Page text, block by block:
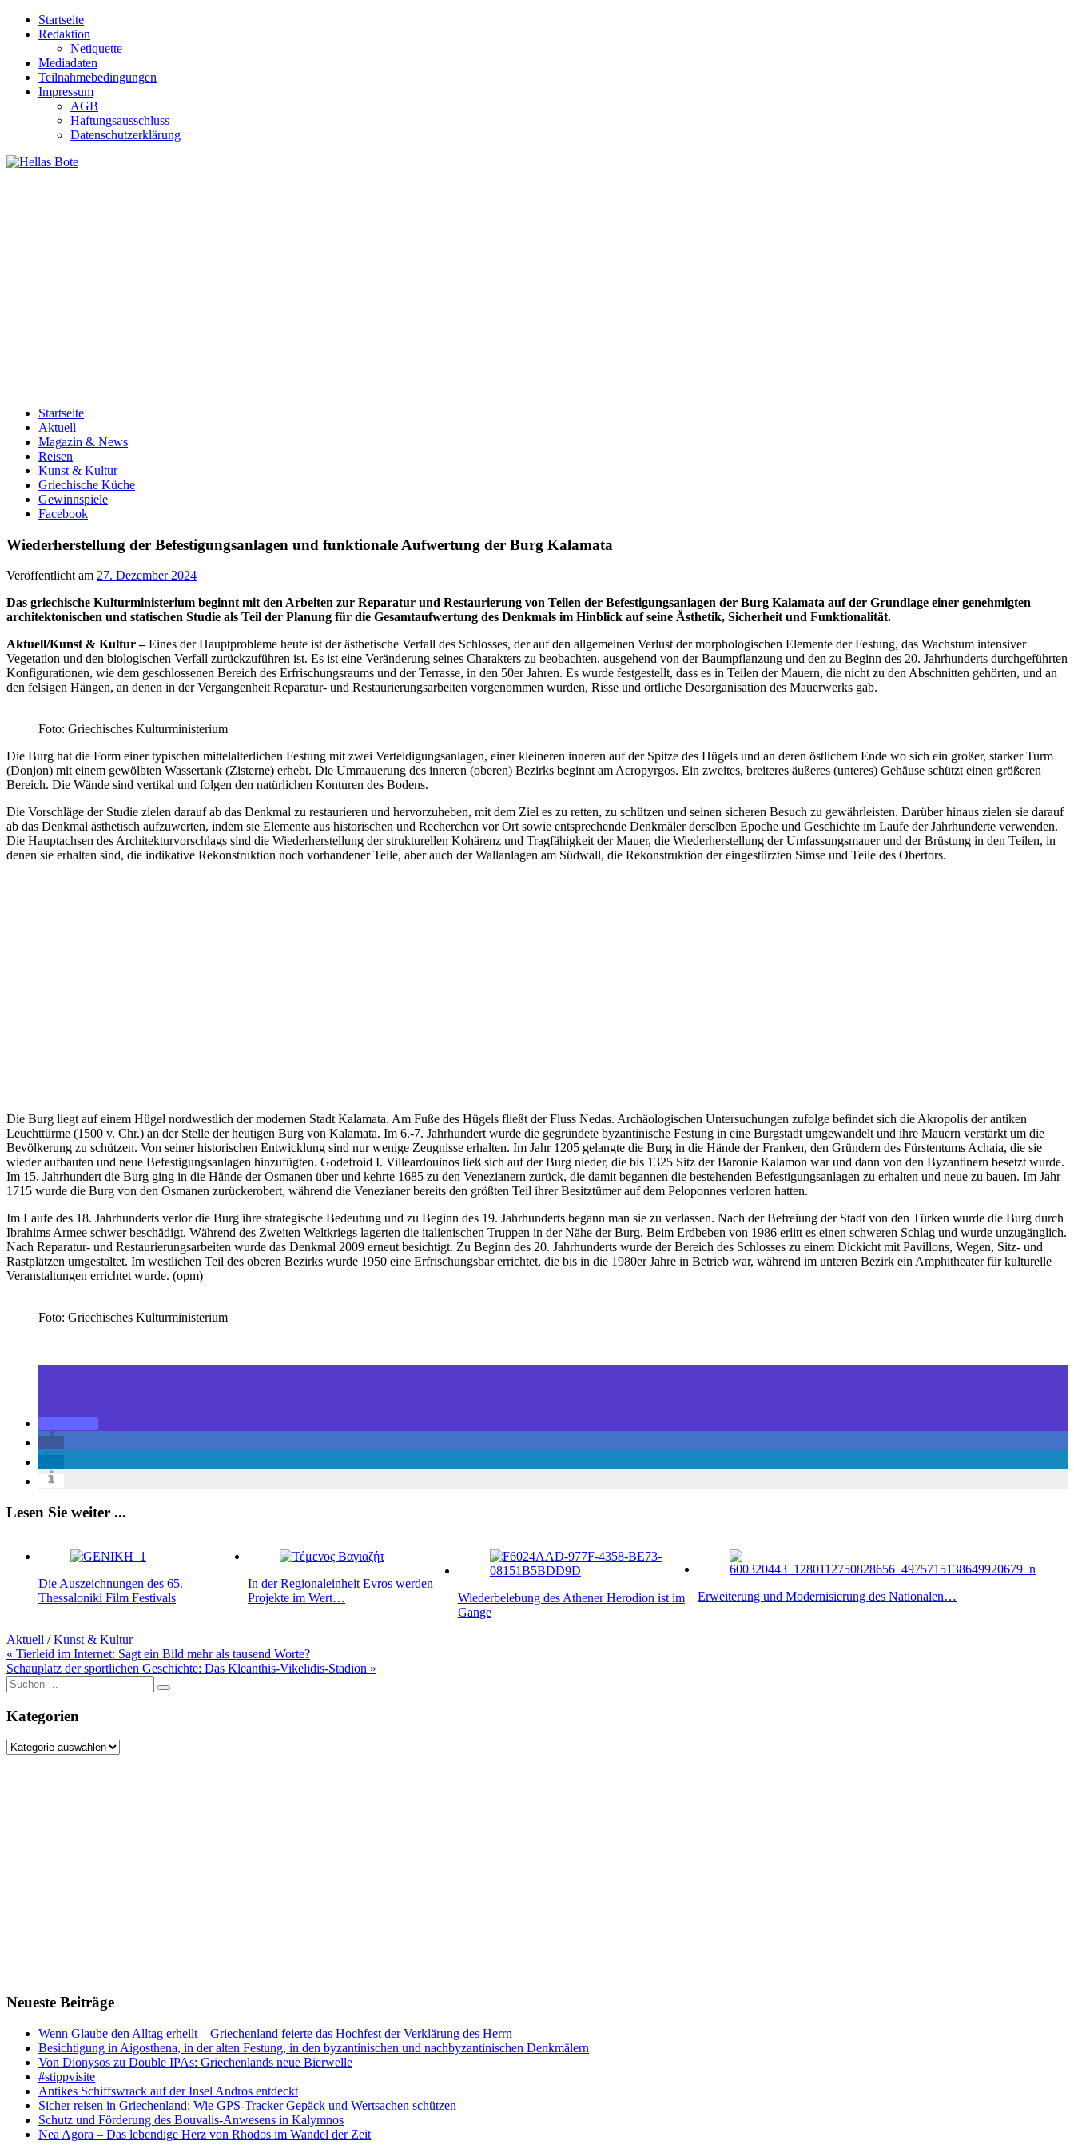
Zum
Inhalt
Startseite
Redaktion
Netiquette
Mediadaten
Teilnahmebedingungen
Impressum
AGB
Haftungsausschluss
Datenschutzerklärung
Startseite
Aktuell
Magazin & News
Reisen
Kunst & Kultur
Griechische Küche
Gewinnspiele
Facebook
Wiederherstellung der Befestigungsanlagen und funktionale Aufwertung der Burg Kalamata
Veröffentlicht am 27. Dezember 2024
Das griechische Kulturministerium beginnt mit den Arbeiten zur Reparatur und Restaurierung von Teilen der Befestigungsanlagen der Burg Kalamata auf der Grundlage einer genehmigten
architektonischen und statischen Studie als Teil der Planung für die Gesamtaufwertung des Denkmals im Hinblick auf seine Ästhetik, Sicherheit und Funktionalität.
Aktuell/Kunst & Kultur –Eines der Hauptprobleme heute ist der ästhetische Verfall des Schlosses, der auf den allgemeinen Verlust der morphologischen Elemente der Festung, das Wachstum intensiver
Vegetation und den biologischen Verfall zurückzuführen ist. Es ist eine Veränderung seines Charakters zu beobachten, ausgehend von der Baumpflanzung und den zu Beginn des 20. Jahrhunderts durchgeführten
Konfigurationen, wie dem geschlossenen Bereich des Erfrischungsraums und der Terrasse, in den 50er Jahren. Es wurde festgestellt, dass es in Teilen der Mauern, die nicht zu den Abschnitten gehörten, und an
den felsigen Hängen, an denen in der Vergangenheit Reparatur- und Restaurierungsarbeiten vorgenommen wurden, Risse und örtliche Desorganisation des Mauerwerks gab.
Foto: Griechisches Kulturministerium
Die Burg hat die Form einer typischen mittelalterlichen Festung mit zwei Verteidigungsanlagen, einer kleineren inneren auf der Spitze des Hügels und an deren östlichem Ende wo sich ein großer, starker Turm
(Donjon) mit einem gewölbten Wassertank (Zisterne) erhebt. Die Ummauerung des inneren (oberen) Bezirks beginnt am Acropyrgos. Ein zweites, breiteres äußeres (unteres) Gehäuse schützt einen größeren
Bereich. Die Wände sind vertikal und folgen den natürlichen Konturen des Bodens.
Die Vorschläge der Studie zielen darauf ab das Denkmal zu restaurieren und hervorzuheben, mit dem Ziel es zu retten, zu schützen und seinen sicheren Besuch zu gewährleisten. Darüber hinaus zielen sie darauf
ab das Denkmal ästhetisch aufzuwerten, indem sie Elemente aus historischen und Recherchen vor Ort sowie entsprechende Denkmäler derselben Epoche und Geschichte im Laufe der Jahrhunderte verwenden.
Die Hauptachsen des Architekturvorschlags sind die Wiederherstellung der strukturellen Kohärenz und Tragfähigkeit der Mauer, die Wiederherstellung der Umfassungsmauer und der Brüstung in den Teilen, in
denen sie erhalten sind, die indikative Rekonstruktion noch vorhandener Teile, aber auch der Wallanlagen am Südwall, die Rekonstruktion der eingestürzten Simse und Teile des Obertors.
Die Burg liegt auf einem Hügel nordwestlich der modernen Stadt Kalamata. Am Fuße des Hügels fließt der Fluss Nedas. Archäologischen Untersuchungen zufolge befindet sich die Akropolis der antiken
Leuchttürme (1500 v. Chr.) an der Stelle der heutigen Burg von Kalamata. Im 6.-7. Jahrhundert wurde die gegründete byzantinische Festung in eine Burgstadt umgewandelt und ihre Mauern verstärkt um die
Bevölkerung zu schützen. Von seiner historischen Entwicklung sind nur wenige Zeugnisse erhalten. Im Jahr 1205 gelangte die Burg in die Hände der Franken, den Gründern des Fürstentums Achaia, die sie
wieder aufbauten und neue Befestigungsanlagen hinzufügten. Godefroid I. Villeardouinos ließ sich auf der Burg nieder, die bis 1325 Sitz der Baronie Kalamon war und dann von den Byzantinern besetzt wurde.
Im 15. Jahrhundert die Burg ging in die Hände der Osmanen über und kehrte 1685 zu den Venezianern zurück, die damit begannen die bestehenden Befestigungsanlagen zu erhalten und neue zu bauen. Im Jahr
1715 wurde die Burg von den Osmanen zurückerobert, während die Venezianer bereits den größten Teil ihrer Besitztümer auf dem Peloponnes verloren hatten.
Im Laufe des 18. Jahrhunderts verlor die Burg ihre strategische Bedeutung und zu Beginn des 19. Jahrhunderts begann man sie zu verlassen. Nach der Befreiung der Stadt von den Türken wurde die Burg durch
Ibrahims Armee schwer beschädigt. Während des Zweiten Weltkriegs lagerten die italienischen Truppen in der Nähe der Burg. Beim Erdbeben von 1986 erlitt es einen schweren Schlag und wurde unzugänglich.
Nach Reparatur- und Restaurierungsarbeiten wurde das Denkmal 2009 erneut besichtigt. Zu Beginn des 20. Jahrhunderts wurde der Bereich des Schlosses zu einem Dickicht mit Pavillons, Wegen, Sitz- und
Rastplätzen umgestaltet. Im westlichen Teil des oberen Bezirks wurde 1950 eine Erfrischungsbar errichtet, die bis in die 1980er Jahre in Betrieb war, während im unteren Bezirk ein Amphitheater für kulturelle
Veranstaltungen errichtet wurde. (opm)
Foto: Griechisches Kulturministerium
Lesen Sie weiter ...
Die Auszeichnungen des 65.
Thessaloniki Film Festivals
In der Regionaleinheit Evros werden
Projekte im Wert…
Wiederbelebung des Athener Herodion ist im
Gange
Erweiterung und Modernisierung des Nationalen…
Aktuell /Kunst & Kultur
Beitragsnavigation
« Tierleid im Internet: Sagt ein Bild mehr als tausend Worte?
Schauplatz der sportlichen Geschichte: Das Kleanthis-Vikelidis-Stadion »
Suche
nach:
Kategorien
Kategorien
Neueste Beiträge
Wenn Glaube den Alltag erhellt – Griechenland feierte das Hochfest der Verklärung des Herrn
Besichtigung in Aigosthena, in der alten Festung, in den byzantinischen und nachbyzantinischen Denkmälern
Von Dionysos zu Double IPAs: Griechenlands neue Bierwelle
#stippvisite
Antikes Schiffswrack auf der Insel Andros entdeckt
Sicher reisen in Griechenland: Wie GPS-Tracker Gepäck und Wertsachen schützen
Schutz und Förderung des Bouvalis-Anwesens in Kalymnos
Nea Agora – Das lebendige Herz von Rhodos im Wandel der Zeit